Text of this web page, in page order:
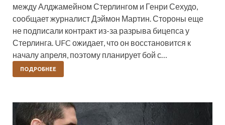
между Алджамейном Стерлингом и Генри Сехудо,
сообщает журналист Дэймон Мартин. Стороны еще
не подписали контракт из-за разрыва бицепса у
Стерлинга. UFC ожидает, что он восстановится к
началу апреля, поэтому планирует бой с…
ПОДРОБНЕЕ